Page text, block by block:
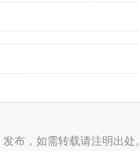
发布，如需转载请注明出处。